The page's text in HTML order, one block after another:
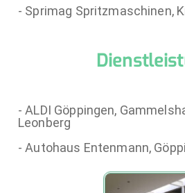
- Sprimag Spritzmaschinen,
- ALDI Göppingen,
Leonberg
- Autohaus Entenmann,